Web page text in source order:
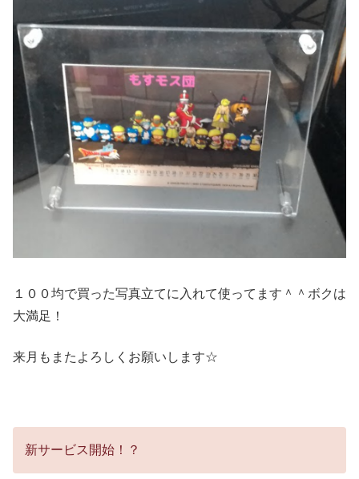
１００均で買った写真立てに入れて使ってます＾＾ボクは
大満足！
来月もまたよろしくお願いします☆
新サービス開始！？